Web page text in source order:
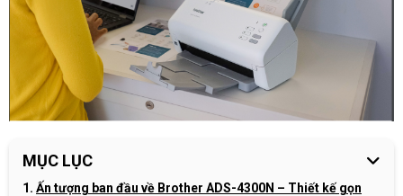
MỤC LỤC
Ấn tượng ban đầu về Brother ADS-4300N – Thiết kế gọn